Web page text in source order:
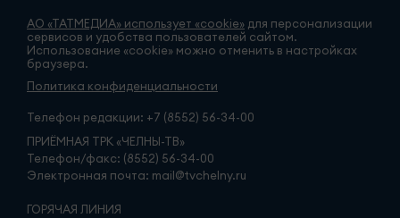
АО «ТАТМЕДИА» использует «cookie» для персонализации
сервисов и удобства пользователей сайтом.
Использование «cookie» можно отменить в настройках
браузера.
Политика конфиденциальности
Телефон редакции: +7 (8552) 56-34-00
ПРИЁМНАЯ ТРК «ЧЕЛНЫ-ТВ»
Телефон/факс: (8552) 56-34-00
Электронная почта: mail@tvchelny.ru
ГОРЯЧАЯ ЛИНИЯ